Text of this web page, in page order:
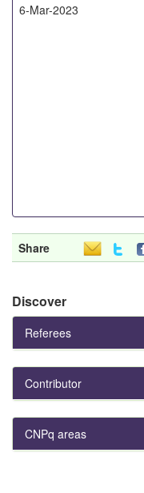
6-Mar-2023
Share
Discover
Referees
Contributor
CNPq areas